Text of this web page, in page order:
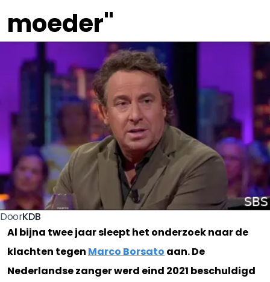
moeder"
DoorKDB
Al bijna twee jaar sleept het onderzoek naar de
klachten tegen Marco Borsato aan. De
Nederlandse zanger werd eind 2021 beschuldigd